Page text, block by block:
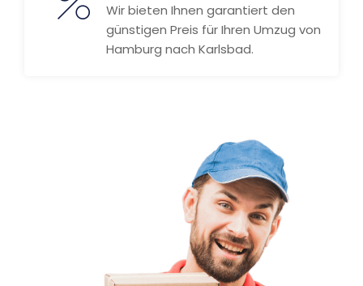
Wir bieten Ihnen garantiert den
günstigen Preis für Ihren Umzug von
Hamburg nach Karlsbad.